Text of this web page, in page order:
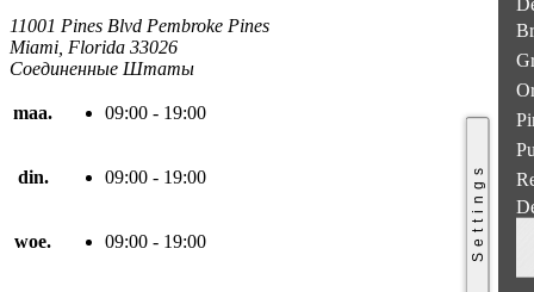
11001 Pines Blvd Pembroke Pines
Miami, Florida 33026
Соединенные Штаты
maa. 09:00 - 19:00
din. 09:00 - 19:00
woe. 09:00 - 19:00 Settings